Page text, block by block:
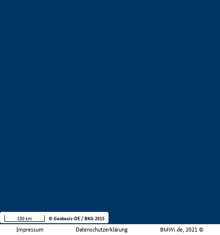
Impressum Datenschutzerklärung BMWi.de, 2021 ©
100 km © Geobasis-DE / BKG 2015